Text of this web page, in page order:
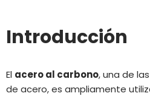
Introducción
El acero al carbono, una de
de acero, es ampliamente